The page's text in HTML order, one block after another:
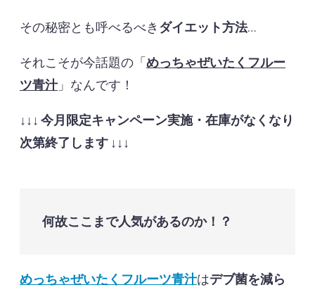
その秘密とも呼べるべき ダイエット方法…
それこそが今話題の「めっちゃぜいたくフルー
ツ青汁」なんです！
↓↓↓ 今月限定キャンペーン実施・在庫がなくなり
次第終了します ↓↓↓
何故ここまで人気があるのか！？
めっちゃぜいたくフルーツ青汁はデブ菌を減ら